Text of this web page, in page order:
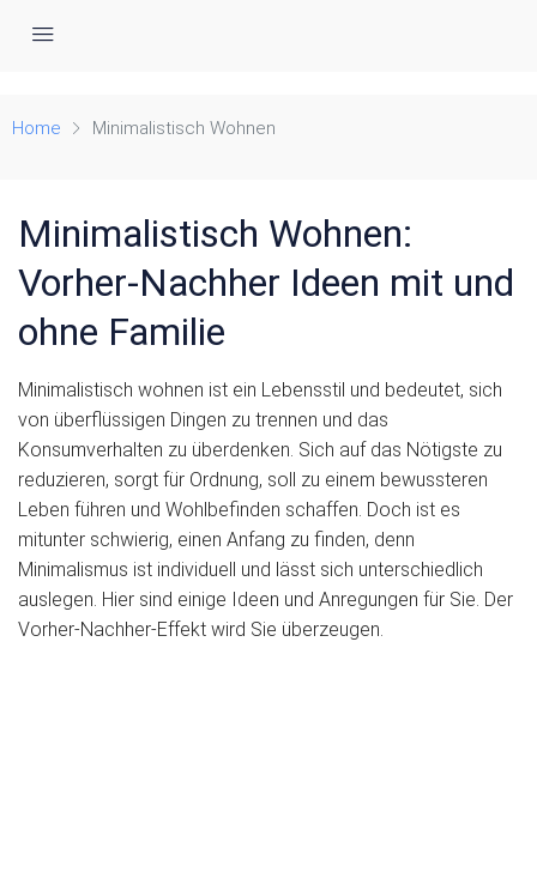
Home Minimalistisch Wohnen
Minimalistisch Wohnen:
Vorher-Nachher Ideen mit und
ohne Familie
Minimalistisch wohnen ist ein Lebensstil und bedeutet, sich
von überflüssigen Dingen zu trennen und das
Konsumverhalten zu überdenken. Sich auf das Nötigste zu
reduzieren, sorgt für Ordnung, soll zu einem bewussteren
Leben führen und Wohlbefinden schaffen. Doch ist es
mitunter schwierig, einen Anfang zu finden, denn
Minimalismus ist individuell und lässt sich unterschiedlich
auslegen. Hier sind einige Ideen und Anregungen für Sie. Der
Vorher-Nachher-Effekt wird Sie überzeugen.